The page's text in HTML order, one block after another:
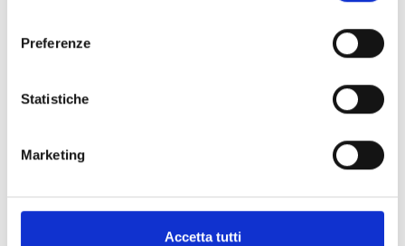
Preferenze
Statistiche
Marketing
Accetta tutti